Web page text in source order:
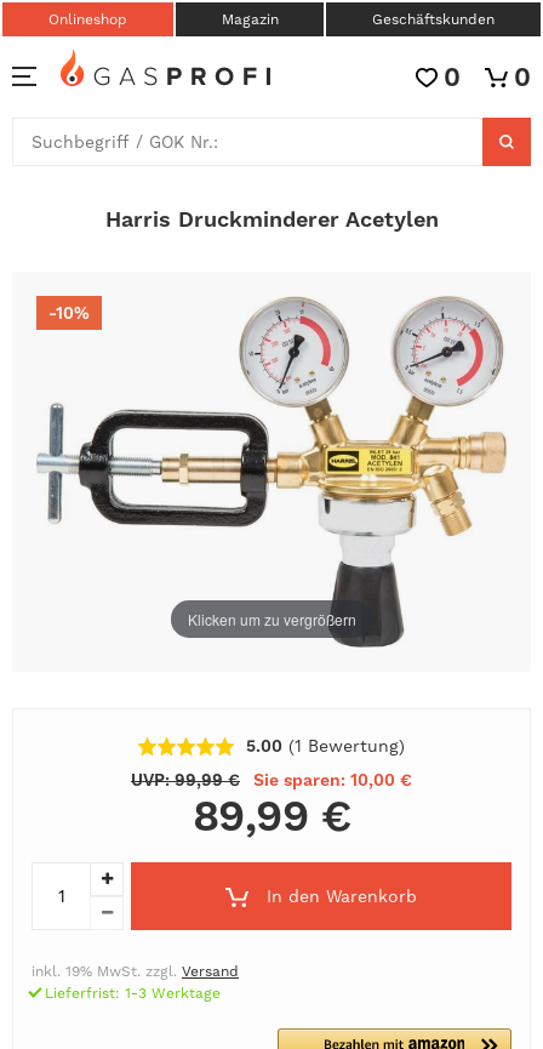
Onlineshop Magazin Geschäftskunden
0 0
Harris Druckminderer Acetylen
Klicken um zu vergrößern
-10%
5.00 (1 Bewertung)
UVP: 99,99 €
Sie sparen: 10,00 €
89,99 €
In den Warenkorb
inkl. 19% MwSt. zzgl. Versand
Lieferfrist: 1-3 Werktage